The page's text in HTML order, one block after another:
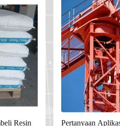
Resin
Pertanyaan